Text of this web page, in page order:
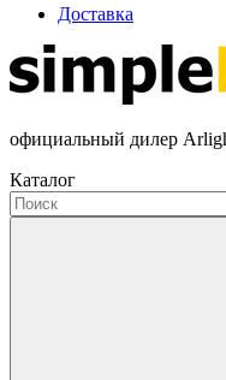
Доставка
официальный дилер
Каталог